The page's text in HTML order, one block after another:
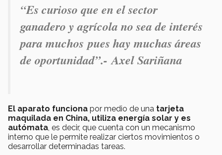
“Es curioso que en el sector
ganadero y agrícola no sea de interés
para muchos pues hay muchas áreas
de oportunidad”.-Axel Sariñana
El aparato funciona por medio de una tarjeta
maquilada en China, utiliza energía solar y es
autómata , es decir, que cuenta con un mecanismo
interno que le permite realizar ciertos movimientos o
desarrollar determinadas tareas.